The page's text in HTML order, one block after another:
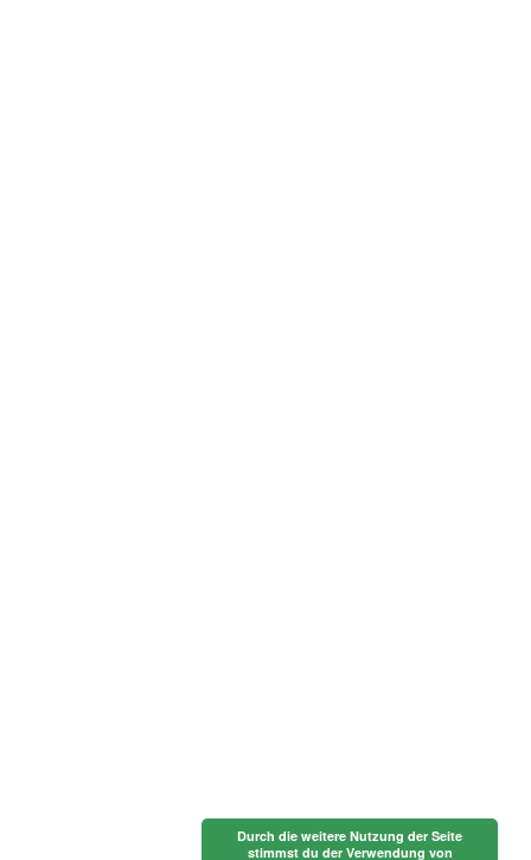
Durch die weitere Nutzung der Seite
stimmst du der Verwendung von